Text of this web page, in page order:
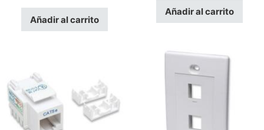
Añadir al carrito
Añadir al carrito